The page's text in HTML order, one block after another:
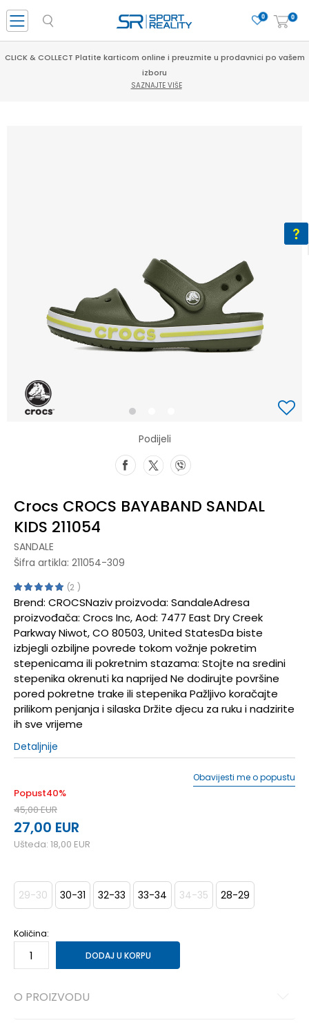
0
0
CLICK & COLLECT Platite karticom online i preuzmite u prodavnici po vašem
izboru
SAZNAJTE VIŠE
1
Podijeli
Crocs CROCS BAYABAND SANDAL
KIDS 211054
SANDALE
Šifra artikla: 211054-309
2
Brend: CROCSNaziv proizvoda: SandaleAdresa
proizvođača: Crocs Inc, Aod: 7477 East Dry Creek
Parkway Niwot, CO 80503, United StatesDa biste
izbjegli ozbiljne povrede tokom vožnje pokretim
stepenicama ili pokretnim stazama: Stojte na sredini
stepenika okrenuti ka naprijed Ne dodirujte površine
pored pokretne trake ili stepenika Pažljivo koračajte
prilikom penjanja i silaska Držite djecu za ruku i nadzirite
ih sve vrijeme
Detaljnije
Popust40%
45,00EUR
27,00 EUR
Ušteda: 18,00 EUR
Obavijesti me o popustu
29-30 30-31 32-33 33-34 34-35 28-29
Količina:
DODAJ U KORPU
O PROIZVODU